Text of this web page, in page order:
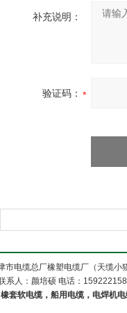
补充说明：
验证码：
市电缆总厂橡塑电缆厂（天缆
系人：颜培硕 电话：
套软电缆，船用电缆，电焊机